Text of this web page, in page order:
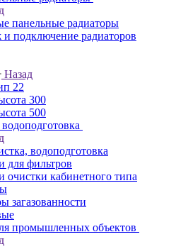
панельные радиаторы
подключение радиаторов
Назад
22
300
500
водоподготовка
для фильтров
очистки кабинетного типа
загазованности
промышленных объектов